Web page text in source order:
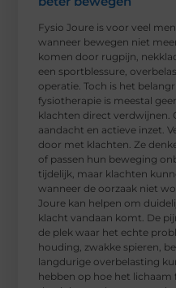
Fysio Joure is voor veel
wanneer bewegen niet
komen door rugpijn,
een sportblessure,
operatie. Toch is het
fysiotherapie is meestal
klachten direct verdwijnen.
aandacht en actieve inzet.
door met klachten. Ze
of passen hun beweging
tijdelijk, maar klachten
wanneer de oorzaak niet
Joure kan helpen om
klacht vandaan komt. De
de plek waar het echte
houding, zwakke spieren,
langdurige overbelasting
hebben op hoe het